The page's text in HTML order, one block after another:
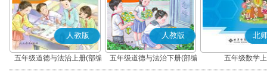
人教版
五年级道德与法治上册(部编
版)
人教版
五年级道德与法治下册(部编
版)
北
五年级数学